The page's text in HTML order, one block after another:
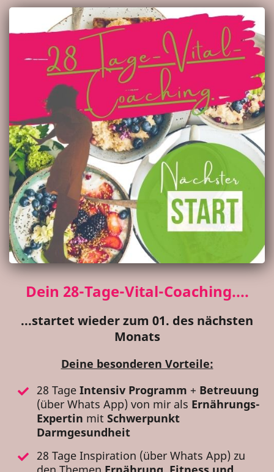
Dein 28-Tage-Vital-Coaching....
...startet wieder zum 01. des nächsten
Monats
Deine besonderen Vorteile:
28 Tage Intensiv Programm + Betreuung
(über Whats App) von mir als Ernährungs-
Expertin mit Schwerpunkt
Darmgesundheit
28 Tage Inspiration (über Whats App) zu